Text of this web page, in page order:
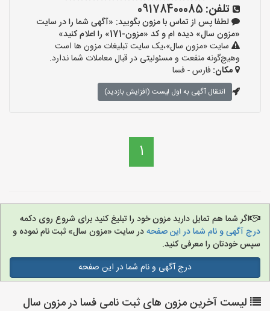
تلفن: 09178400085
لطفا پس از تماس با مزون بگویید: «آگهی شما را در سایت
«مزون سال» دیده ام و کد «مزون-171» را اعلام کنید»
سایت «مزون سال»،یک سایت تبلیغات مزون ها است
وهیچ‌گونه منفعت و مسئولیتی در قبال معاملات شما ندارد.
مکان: فارس - فسا
انتقال آگهی به اول لیست (افزایش بازدید)
1
اگر شما هم تمایل دارید مزون خود را تبلیغ کنید برای شروع روی دکمه
درج آگهی و نام شما در این صفحهدر سایت «مزون سال» ثبت نام نموده و
سپس خودتان را معرفی کنید.
درج آگهی و نام شما در این صفحه
لیست آخرین مزون های ثبت نامی فسا در مزون سال